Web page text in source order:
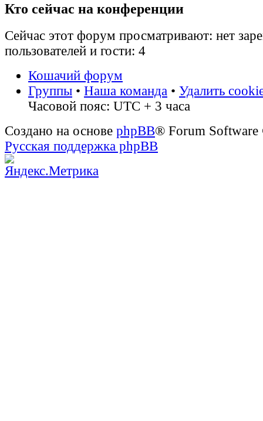
Кто сейчас на конференции
Сейчас этот форум просматривают: нет
пользователей и гости: 4
Кошачий форум
Группы • Наша команда • Удалить
Часовой пояс: UTC + 3 часа
Создано на основе phpBB® Forum
Русская поддержка phpBB